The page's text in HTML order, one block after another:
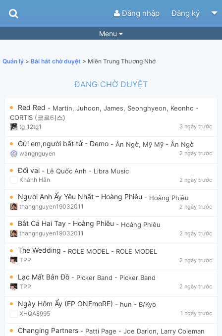
Đăng nhập Đăng ký
Menu
Tìm theo hợp âm Tải ứng dụng
Yêu cầu hợp âm Thành Viên
Khóa học Quản lý61
Tắt quảng cáo
Quản lý > Bài hát chờ duyệt > Miền Trung Thương Nhớ
ĐANG CHỜ DUYỆT
Red Red - Martin, Juhoon, James, Seonghyeon, Keonho -
CORTIS (코르티스)
tg_12tg1 3 ngày trước
Gửi em,người bất tử - Demo - Ân Ngờ, Mỹ Mỹ - Ân Ngờ
wangnguyen 2 ngày trước
Đổi vai - Lê Quốc Anh - Libra Music
Khánh Hân 2 ngày trước
Người Anh Ấy Yêu Nhất – Hoàng Phiêu - Hoàng Phiêu
thangnguyen19032011 2 ngày trước
Bắt Cá Hai Tay - Hoàng Phiêu - Hoàng Phiêu
thangnguyen19032011 2 ngày trước
The Wedding - ROLE MODEL - ROLE MODEL
TPP 2 ngày trước
Lạc Mất Bản Đồ - Picker Band - Picker Band
TPP 2 ngày trước
Ngày Hôm Ấy (EP ONEmoRE) - hun - B/Kyo
XHQA8995 1 ngày trước
Changing Partners - Patti Page - Joe Darion, Larry Coleman